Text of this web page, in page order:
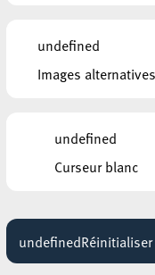
undefined
Images alternatives
undefined
Curseur blanc
undefined